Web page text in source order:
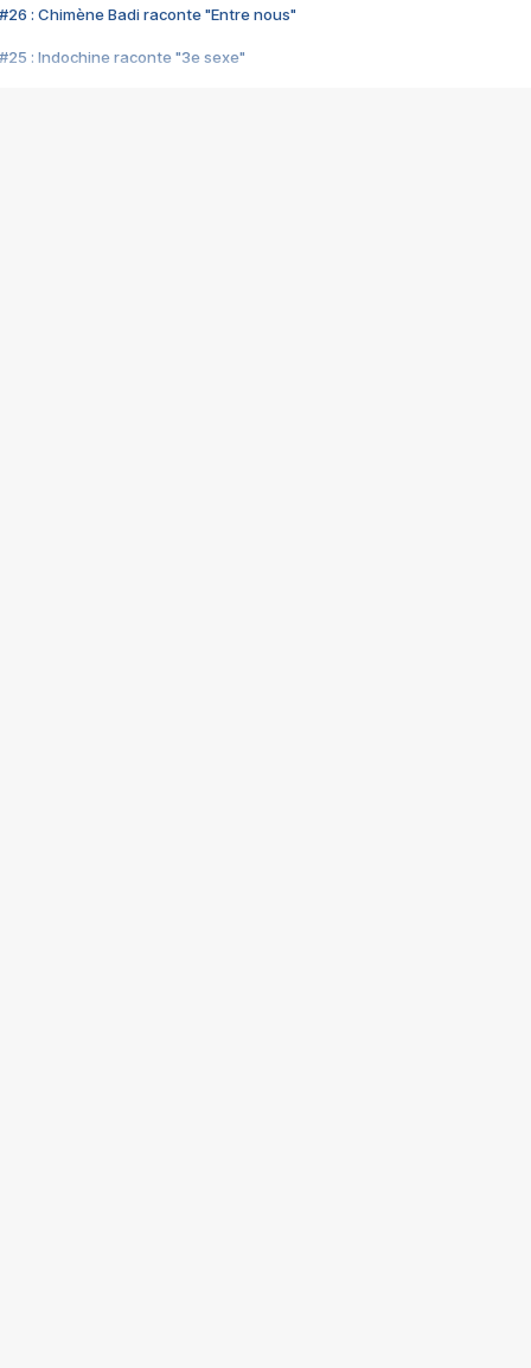
#26 : Chimène Badi raconte "Entre nous"
#25 : Indochine raconte "3e sexe"